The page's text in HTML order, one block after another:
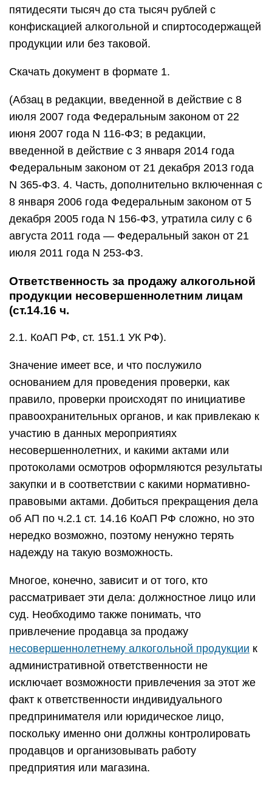
пятидесяти тысяч до ста тысяч рублей с
конфискацией алкогольной и спиртосодержащей
продукции или без таковой.
Скачать документ в формате 1.
(Абзац в редакции, введенной в действие с 8
июля 2007 года Федеральным законом от 22
июня 2007 года N 116-ФЗ; в редакции,
введенной в действие с 3 января 2014 года
Федеральным законом от 21 декабря 2013 года
N 365-ФЗ. 4. Часть, дополнительно включенная с
8 января 2006 года Федеральным законом от 5
декабря 2005 года N 156-ФЗ, утратила силу с 6
августа 2011 года — Федеральный закон от 21
июля 2011 года N 253-ФЗ.
Ответственность за продажу алкогольной
продукции несовершеннолетним лицам
(ст.14.16 ч.
2.1. КоАП РФ, ст. 151.1 УК РФ).
Значение имеет все, и что послужило
основанием для проведения проверки, как
правило, проверки происходят по инициативе
правоохранительных органов, и как привлекаю к
участию в данных мероприятиях
несовершеннолетних, и какими актами или
протоколами осмотров оформляются результаты
закупки и в соответствии с какими нормативно-
правовыми актами. Добиться прекращения дела
об АП по ч.2.1 ст. 14.16 КоАП РФ сложно, но это
нередко возможно, поэтому ненужно терять
надежду на такую возможность.
Многое, конечно, зависит и от того, кто
рассматривает эти дела: должностное лицо или
суд. Необходимо также понимать, что
привлечение продавца за продажу
несовершеннолетнему алкогольной продукции к
административной ответственности не
исключает возможности привлечения за этот же
факт к ответственности индивидуального
предпринимателя или юридическое лицо,
поскольку именно они должны контролировать
продавцов и организовывать работу
предприятия или магазина.